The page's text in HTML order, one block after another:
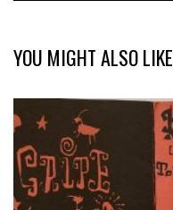
YOU MIGHT ALSO LIKE